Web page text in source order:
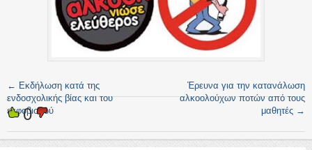
← Εκδήλωση κατά της
ενδοσχολικής βίας και του
εκφοβισμού
Έρευνα για την κατανάλωση
αλκοολούχων ποτών από τους
μαθητές →
0